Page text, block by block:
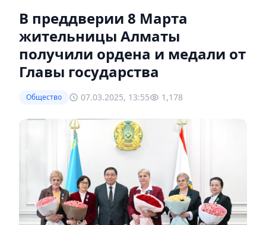
В преддверии 8 Марта
жительницы Алматы
получили ордена и медали от
Главы государства
Общество 07.03.2025, 13:55 1,178